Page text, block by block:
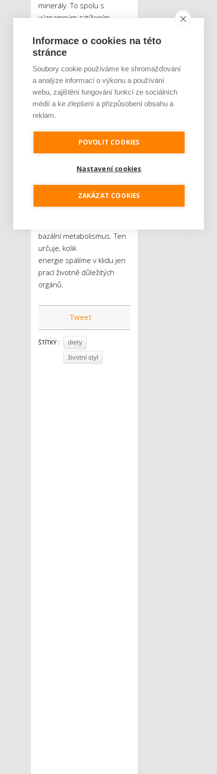
minerály. To spolu s
významným zatížením
výraznému oslabení
imunitního systému. Dále
může dojít k velkým ztrátám
vody, které se mohou
podepsat na přílišném
snížení krevního tlaku.
Hrozí také vypadávání vlasů,
žlučníkových kamenů. Při
hladovce navíc nehubneme
také ke ztrátám svalové
hmoty. Po ukončení takové
diety existuje riziko
bazální metabolismus. Ten
určuje, kolik
energie spálíme v klidu jen
prací životně důležitých
orgánů.
Tweet
ŠTÍTKY :
diety
životní styl
Informace o cookies na této
stránce
Soubory cookie používáme ke shromažďování
a analýze informací o výkonu a používání
webu, zajištění fungování funkcí ze sociálních
médií a ke zlepšení a přizpůsobení obsahu a
reklam.
POVOLIT COOKIES
Nastavení cookies
ZAKÁZAT COOKIES